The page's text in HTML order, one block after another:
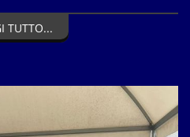
TUTTO...